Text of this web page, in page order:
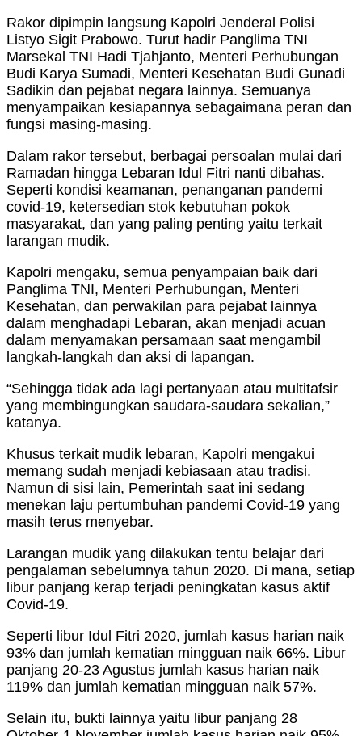
Rakor dipimpin langsung Kapolri Jenderal Polisi
Listyo Sigit Prabowo. Turut hadir Panglima TNI
Marsekal TNI Hadi Tjahjanto, Menteri Perhubungan
Budi Karya Sumadi, Menteri Kesehatan Budi Gunadi
Sadikin dan pejabat negara lainnya. Semuanya
menyampaikan kesiapannya sebagaimana peran dan
fungsi masing-masing.
Dalam rakor tersebut, berbagai persoalan mulai dari
Ramadan hingga Lebaran Idul Fitri nanti dibahas.
Seperti kondisi keamanan, penanganan pandemi
covid-19, ketersedian stok kebutuhan pokok
masyarakat, dan yang paling penting yaitu terkait
larangan mudik.
Kapolri mengaku, semua penyampaian baik dari
Panglima TNI, Menteri Perhubungan, Menteri
Kesehatan, dan perwakilan para pejabat lainnya
dalam menghadapi Lebaran, akan menjadi acuan
dalam menyamakan persamaan saat mengambil
langkah-langkah dan aksi di lapangan.
“Sehingga tidak ada lagi pertanyaan atau multitafsir
yang membingungkan saudara-saudara sekalian,”
katanya.
Khusus terkait mudik lebaran, Kapolri mengakui
memang sudah menjadi kebiasaan atau tradisi.
Namun di sisi lain, Pemerintah saat ini sedang
menekan laju pertumbuhan pandemi Covid-19 yang
masih terus menyebar.
Larangan mudik yang dilakukan tentu belajar dari
pengalaman sebelumnya tahun 2020. Di mana, setiap
libur panjang kerap terjadi peningkatan kasus aktif
Covid-19.
Seperti libur Idul Fitri 2020, jumlah kasus harian naik
93% dan jumlah kematian mingguan naik 66%. Libur
panjang 20-23 Agustus jumlah kasus harian naik
119% dan jumlah kematian mingguan naik 57%.
Selain itu, bukti lainnya yaitu libur panjang 28